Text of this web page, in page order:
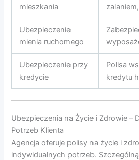
mieszkania
Ubezpieczenie
mienia ruchomego
Ubezpieczenie przy
kredycie
Polisa
kredytu
Ubezpieczenia na Życie i Zdrowie –
Potrzeb Klienta
Agencja oferuje polisy na życie i
indywidualnych potrzeb.